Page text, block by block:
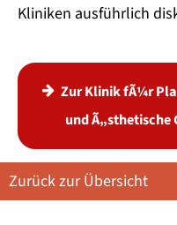
Kliniken ausführlich
Zur Klinik fÃ¼r
und
Zurück zur Übersicht